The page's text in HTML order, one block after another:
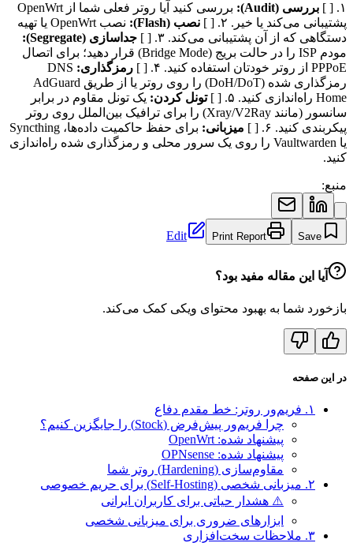
۱. [ ] بررسی (Audit):
بررسی کنید آیا روتر فعلی شما از OpenWrt
پشتیبانی می‌کند یا خیر. ۲. [ ]
نصب (Flash):
نصب OpenWrt یا تهیه
دستگاهی که از آن پشتیبانی می‌کند. ۳. [ ]
جداسازی (Segregate):
مودم ISP را در حالت بریج (Bridge Mode) قرار دهید؛ برای اتصال
PPPoE از روتر خودتان استفاده کنید. ۴. [ ]
رمزگذاری: DNS
رمزگذاری شده (DoH/DoT) را روی روتر یا از طریق AdGuard
Home راه‌اندازی کنید. ۵. [ ]
تونل کردن: یک تونل مقاوم در برابر
سانسور (مانند Xray/V2Ray) را برای ترافیک بین‌الملل روی روتر
پیکربندی کنید. ۶. [ ]
میزبانی:
برای حفظ حاکمیت داده‌ها، Syncthing
یا Vaultwarden را روی یک سرور محلی و رمزگذاری شده راه‌اندازی
کنید.
منبع:
Save
Print Report
Edit
آیا این مقاله مفید بود؟
بازخورد شما به بهبود محتوای ویکی کمک می‌کند.
در این صفحه
۱. فریم‌ور روتر: خط مقدم دفاع
چرا فریم‌ور پیش‌فرض (Stock) را جایگزین کنیم؟
پیشنهاد شده: OpenWrt
پیشنهاد شده: OPNsense
مقاوم‌سازی (Hardening) روتر شما
۲. میزبانی شخصی (Self-Hosting) برای حریم خصوصی
⚠️ هشدار حیاتی برای کاربران ایرانی
ابزارهای ضروری برای میزبانی شخصی
۳. ملاحظات سخت‌افزاری